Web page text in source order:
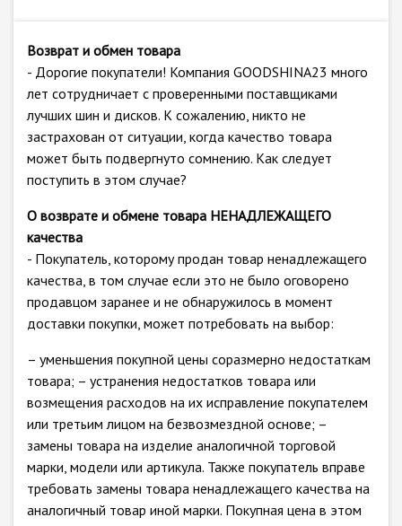
Возврат и обмен товара
- Дорогие покупатели! Компания GOODSHINA23 много
лет сотрудничает с проверенными поставщиками
лучших шин и дисков. К сожалению, никто не
застрахован от ситуации, когда качество товара
может быть подвергнуто сомнению. Как следует
поступить в этом случае?
О возврате и обмене товара НЕНАДЛЕЖАЩЕГО
качества
- Покупатель, которому продан товар ненадлежащего
качества, в том случае если это не было оговорено
продавцом заранее и не обнаружилось в момент
доставки покупки, может потребовать на выбор:
– уменьшения покупной цены соразмерно недостаткам
товара; – устранения недостатков товара или
возмещения расходов на их исправление покупателем
или третьим лицом на безвозмездной основе; –
замены товара на изделие аналогичной торговой
марки, модели или артикула. Также покупатель вправе
требовать замены товара ненадлежащего качества на
аналогичный товар иной марки. Покупная цена в этом